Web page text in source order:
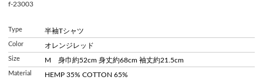
f-23003
Type 半袖Tシャツ
Color オレンジレッド
Size M 身巾約52cm 身丈約68cm 袖丈約21.5cm
Material HEMP 35% COTTON 65%